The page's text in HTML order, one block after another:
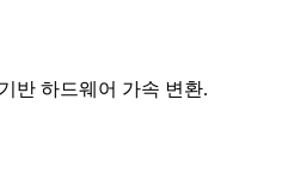
기반 하드웨어 가속 변환.